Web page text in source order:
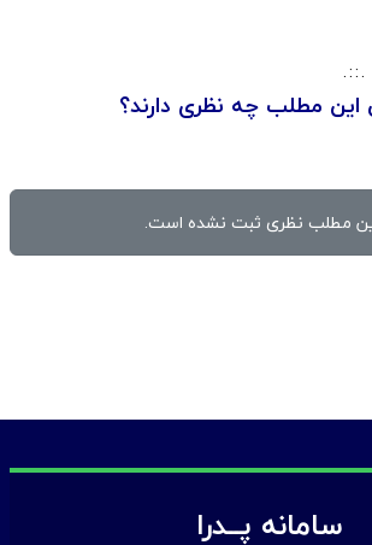
مطلب چه نظری دارند؟
مطلب نظری ثبت نشده است.
سامانه پــدرا